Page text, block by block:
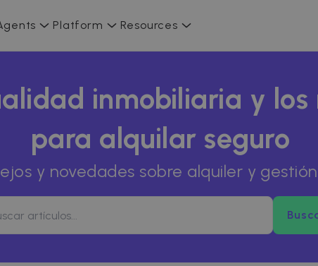
Platform Resources
inmobiliaria y los
para alquilar seguro
y novedades sobre alquiler y